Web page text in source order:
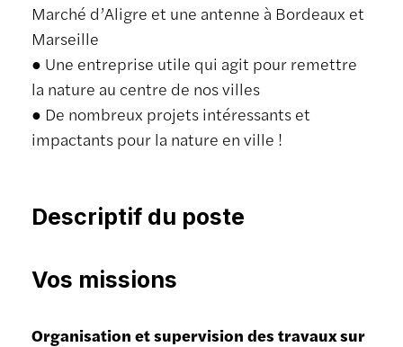
Marché d’Aligre et une antenne à Bordeaux et
Marseille
● Une entreprise utile qui agit pour remettre
la nature au centre de nos villes
● De nombreux projets intéressants et
impactants pour la nature en ville !
Descriptif du poste
Vos missions
Organisation et supervision des travaux sur